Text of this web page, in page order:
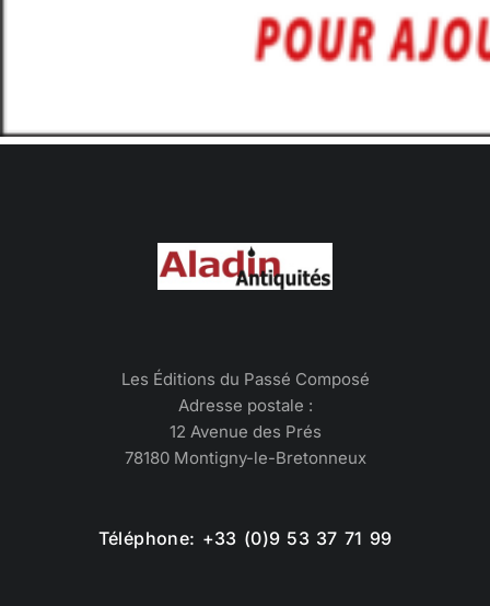
Les Éditions du Passé Composé
Adresse postale :
12 Avenue des Prés
78180 Montigny-le-Bretonneux
Téléphone: +33 (0)9 53 37 71 99